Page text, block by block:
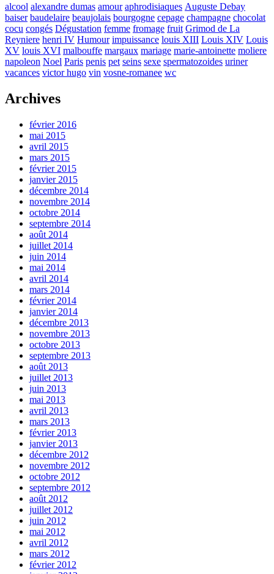
alcool alexandre dumas amour aphrodisiaques Auguste Debay
baiser baudelaire beaujolais bourgogne cepage champagne chocolat
cocu congés Dégustation femme fromage fruit Grimod de La
Reyniere henri IV Humour impuissance louis XIII Louis XIV Louis
XV louis XVI malbouffe margaux mariage marie-antoinette moliere
napoleon Noel Paris penis pet seins sexe spermatozoides uriner
vacances victor hugo vin vosne-romanee wc
Archives
février 2016
mai 2015
avril 2015
mars 2015
février 2015
janvier 2015
décembre 2014
novembre 2014
octobre 2014
septembre 2014
août 2014
juillet 2014
juin 2014
mai 2014
avril 2014
mars 2014
février 2014
janvier 2014
décembre 2013
novembre 2013
octobre 2013
septembre 2013
août 2013
juillet 2013
juin 2013
mai 2013
avril 2013
mars 2013
février 2013
janvier 2013
décembre 2012
novembre 2012
octobre 2012
septembre 2012
août 2012
juillet 2012
juin 2012
mai 2012
avril 2012
mars 2012
février 2012